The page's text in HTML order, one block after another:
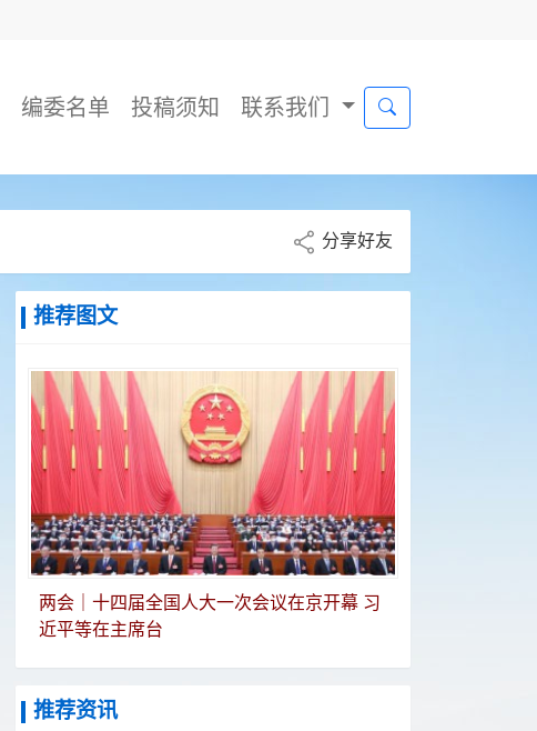
编委名单 投稿须知 联系我们
分享好友
推荐图文
两会｜十四届全国人大一次会议在京开幕 习
近平等在主席台
推荐资讯